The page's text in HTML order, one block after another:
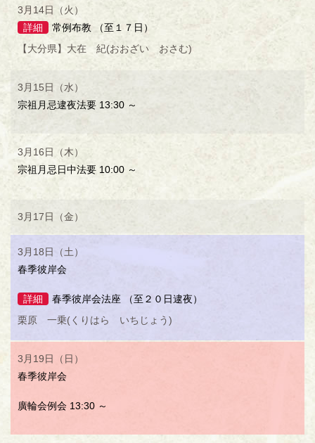
3月14日（火）
詳細
常例布教 （至１７日）
【大分県】大在 紀(おおざい おさむ)
3月15日（水）
宗祖月忌逮夜法要 13:30 ～
3月16日（木）
宗祖月忌日中法要 10:00 ～
3月17日（金）
3月18日（土）
春季彼岸会
詳細
春季彼岸会法座 （至２０日逮夜）
栗原 一乗(くりはら いちじょう)
3月19日（日）
春季彼岸会
廣輪会例会 13:30 ～